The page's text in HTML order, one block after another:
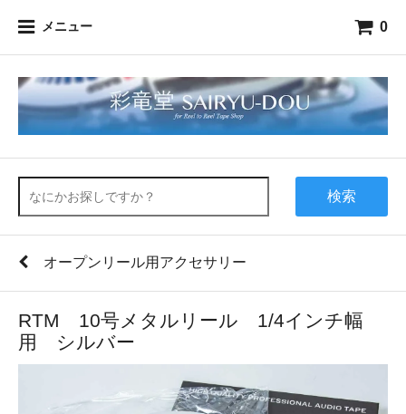
メニュー 0
検索
オープンリール用アクセサリー
RTM 10号メタルリール 1/4インチ幅
用 シルバー